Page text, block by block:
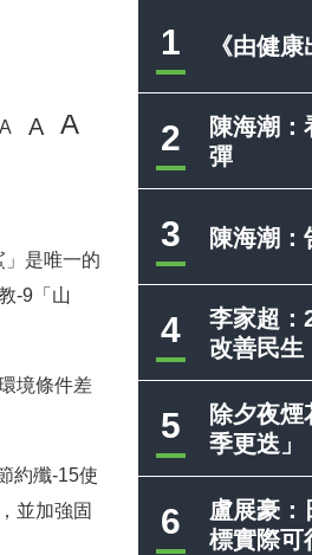
1 《由健
2
陳海潮
彈
3 陳海潮
4
李家超：
改善民生
5
除夕夜
季更迭」
6
盧展豪：
標實際可
A A A
是唯一的
-9「山
境條件差
約殲-15使
並加強固